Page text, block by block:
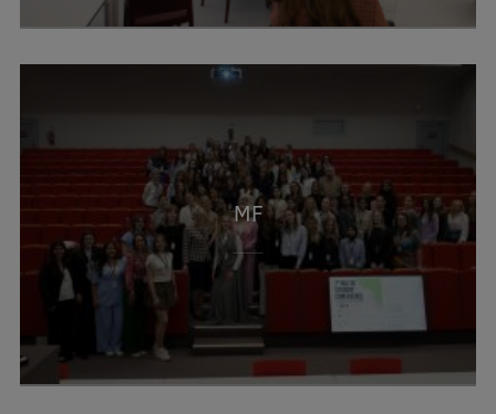
Pētniecības pakalpojumi
Pētniecības projekti
Vertikāli integrētie projekti
Zinātniskās konferences
Inovāciju centrs
Starptautiskā sadarbība
MF